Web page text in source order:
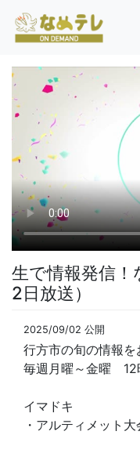
生で情報発信
2日放送）
2025/09/02 公開
行方市の旬の情報を
毎週月曜～金曜 12
イマドキ
・アルティメット